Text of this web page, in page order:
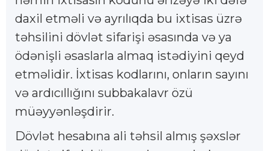
daxil etməli və ayrılıqda bu ixtisas üzrə
təhsilini dövlət sifarişi əsasında və ya
ödənişli əsaslarla almaq istədiyini qeyd
etməlidir. İxtisas kodlarını, onların sayını
və ardıcıllığını subbakalavr özü
müəyyənləşdirir.
Dövlət hesabına ali təhsil almış şəxslər